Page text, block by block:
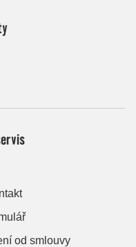
od smlouvy